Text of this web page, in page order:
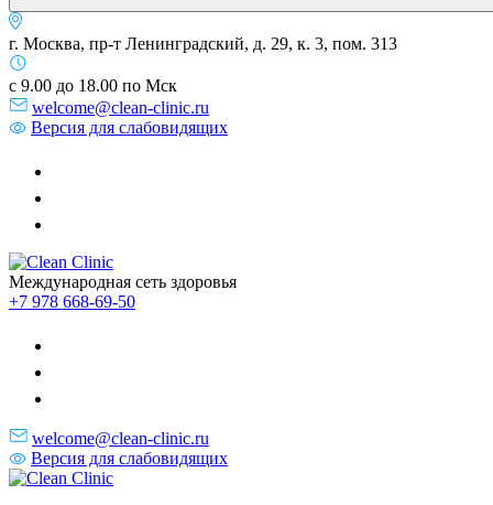
г. Москва, пр-т Ленинградский, д. 29, к. 3, пом. 313
с 9.00 до 18.00 по Мск
welcome@clean-clinic.ru
Версия для слабовидящих
Международная сеть здоровья
+7 978 668-69-50
welcome@clean-clinic.ru
Версия для слабовидящих